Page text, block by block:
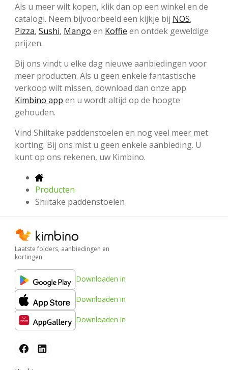
Als u meer wilt kopen, klik dan op een winkel en de
catalogi. Neem bijvoorbeeld een kijkje bij NOS,
Pizza, Sushi, Mango en Koffie en ontdek geweldige
prijzen.
Bij ons vindt u elke dag nieuwe aanbiedingen voor
meer producten. Als u geen enkele fantastische
verkoop wilt missen, download dan onze app
Kimbino app en u wordt altijd op de hoogte
gehouden.
Vind Shiitake paddenstoelen en nog veel meer met
korting. Bij ons mist u geen enkele aanbieding. U
kunt op ons rekenen, uw Kimbino.
Producten
Shiitake paddenstoelen
Laatste folders, aanbiedingen en
kortingen
Downloaden in
Downloaden in
Downloaden in